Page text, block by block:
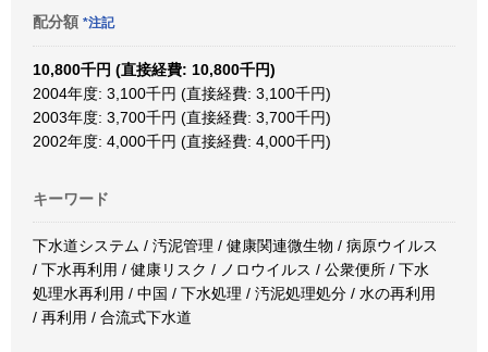
配分額 *注記
10,800千円 (直接経費: 10,800千円)
2004年度: 3,100千円 (直接経費: 3,100千円)
2003年度: 3,700千円 (直接経費: 3,700千円)
2002年度: 4,000千円 (直接経費: 4,000千円)
キーワード
下水道システム / 汚泥管理 / 健康関連微生物 / 病原ウイルス
/ 下水再利用 / 健康リスク / ノロウイルス / 公衆便所 / 下水
処理水再利用 / 中国 / 下水処理 / 汚泥処理処分 / 水の再利用
/ 再利用 / 合流式下水道